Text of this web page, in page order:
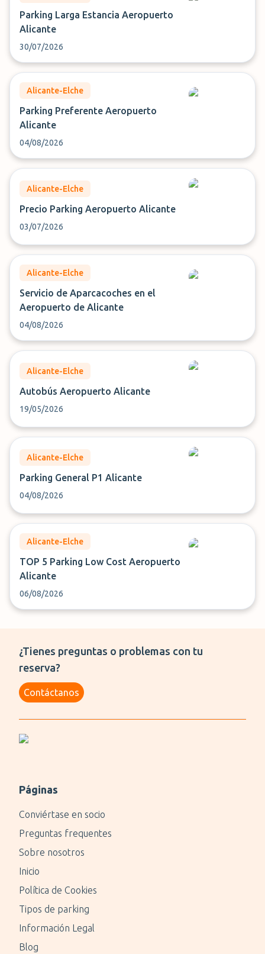
Parking Larga Estancia Aeropuerto
Alicante
30/07/2026
Alicante-Elche
Parking Preferente Aeropuerto
Alicante
04/08/2026
Alicante-Elche
Precio Parking Aeropuerto Alicante
03/07/2026
Alicante-Elche
Servicio de Aparcacoches en el
Aeropuerto de Alicante
04/08/2026
Alicante-Elche
Autobús Aeropuerto Alicante
19/05/2026
Alicante-Elche
Parking General P1 Alicante
04/08/2026
Alicante-Elche
TOP 5 Parking Low Cost Aeropuerto
Alicante
06/08/2026
¿Tienes preguntas o problemas con tu
reserva?
Contáctanos
Páginas
Conviértase en socio
Preguntas frequentes
Sobre nosotros
Inicio
Política de Cookies
Tipos de parking
Información Legal
Blog